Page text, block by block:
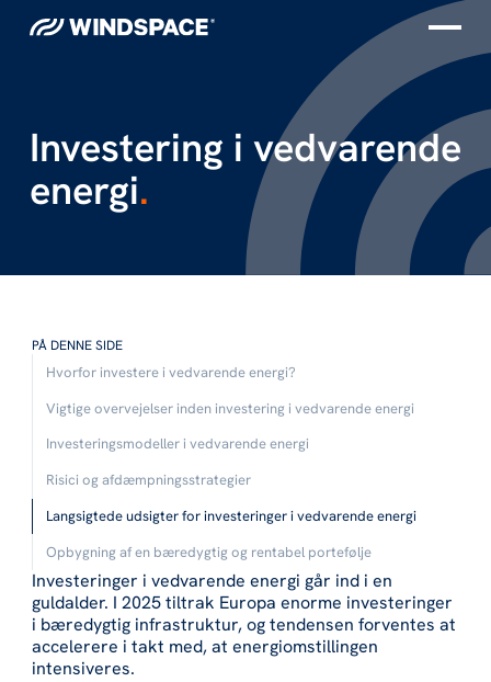
Investering i vedvarende
energi.
PÅ DENNE SIDE
Hvorfor investere i vedvarende energi?
Vigtige overvejelser inden investering i vedvarende energi
Investeringsmodeller i vedvarende energi
Risici og afdæmpningsstrategier
Langsigtede udsigter for investeringer i vedvarende energi
Opbygning af en bæredygtig og rentabel portefølje
Investeringer i vedvarende energi går ind i en
guldalder. I 2025 tiltrak Europa enorme investeringer
i bæredygtig infrastruktur, og tendensen forventes at
accelerere i takt med, at energiomstillingen
intensiveres.